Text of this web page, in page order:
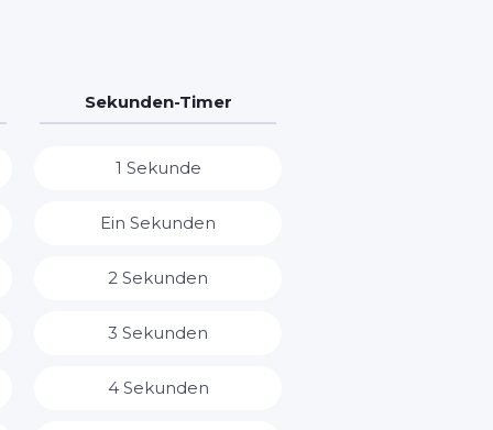
Sekunden-Timer
1 Sekunde
Ein Sekunden
2 Sekunden
3 Sekunden
4 Sekunden